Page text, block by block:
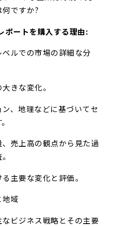
何ですか?
ポートを購入する理由:
ルでの市場の詳細な分
きな変化。
、地理などに基づいてセ
売上高の観点から見た過
主要な変化と評価。
地域
ビジネス戦略とその主要